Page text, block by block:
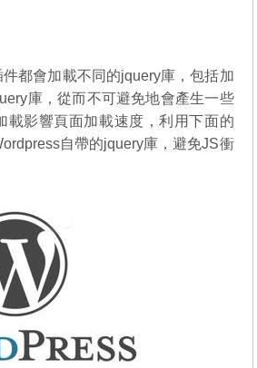
都會加載不同的jquery庫，包括加
庫，從而不可避免地會產生一些
載影響頁面加載速度，利用下面的
自帶的jquery庫，避免JS衝